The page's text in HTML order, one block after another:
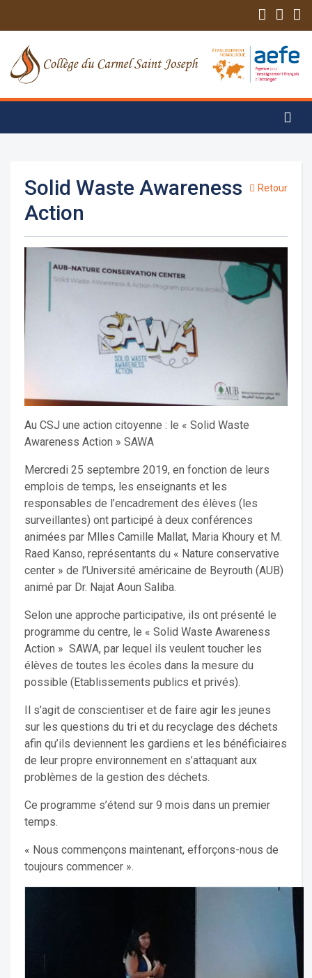
Solid Waste Awareness
Action
Retour
Au CSJ une action citoyenne : le « Solid Waste
Awareness Action » SAWA
Mercredi 25 septembre 2019, en fonction de leurs
emplois de temps, les enseignants et les
responsables de l’encadrement des élèves (les
surveillantes) ont participé à deux conférences
animées par Mlles Camille Mallat, Maria Khoury et M.
Raed Kanso, représentants du « Nature conservative
center » de l’Université américaine de Beyrouth (AUB)
animé par Dr. Najat Aoun Saliba.
Selon une approche participative, ils ont présenté le
programme du centre, le « Solid Waste Awareness
Action » SAWA, par lequel ils veulent toucher les
élèves de toutes les écoles dans la mesure du
possible (Etablissements publics et privés).
Il s’agit de conscientiser et de faire agir les jeunes
sur les questions du tri et du recyclage des déchets
afin qu’ils deviennent les gardiens et les bénéficiaires
de leur propre environnement en s’attaquant aux
problèmes de la gestion des déchets.
Ce programme s’étend sur 9 mois dans un premier
temps.
« Nous commençons maintenant, efforçons-nous de
toujours commencer ».